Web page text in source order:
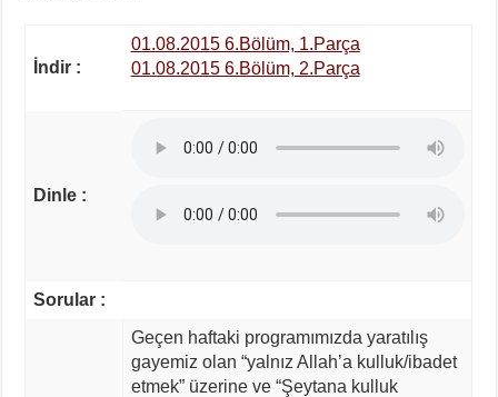
İndir :
01.08.2015 6.Bölüm, 1.Parça
01.08.2015 6.Bölüm, 2.Parça
Dinle :
Sorular :
Geçen haftaki programımızda yaratılış
gayemiz olan “yalnız Allah’a kulluk/ibadet
etmek” üzerine ve “Şeytana kulluk